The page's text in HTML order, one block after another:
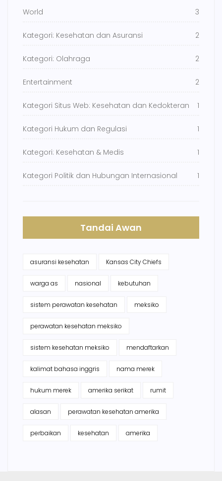
World 3
Kategori: Kesehatan dan Asuransi 2
Kategori: Olahraga 2
Entertainment 2
Kategori Situs Web: Kesehatan dan Kedokteran 1
Kategori Hukum dan Regulasi 1
Kategori: Kesehatan & Medis 1
Kategori Politik dan Hubungan Internasional 1
Tandai Awan
asuransi kesehatan Kansas City Chiefs
warga as nasional kebutuhan
sistem perawatan kesehatan meksiko
perawatan kesehatan meksiko
sistem kesehatan meksiko mendaftarkan
kalimat bahasa inggris nama merek
hukum merek amerika serikat rumit
alasan perawatan kesehatan amerika
perbaikan kesehatan amerika